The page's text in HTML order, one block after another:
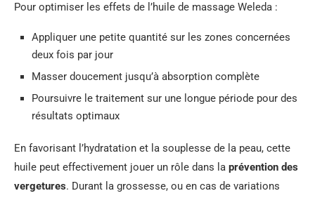
Pour optimiser les effets de l’huile de massage Weleda :
Appliquer une petite quantité sur les zones concernées
deux fois par jour
Masser doucement jusqu’à absorption complète
Poursuivre le traitement sur une longue période pour des
résultats optimaux
En favorisant l’hydratation et la souplesse de la peau, cette
huile peut effectivement jouer un rôle dans la prévention des
vergetures. Durant la grossesse, ou en cas de variations